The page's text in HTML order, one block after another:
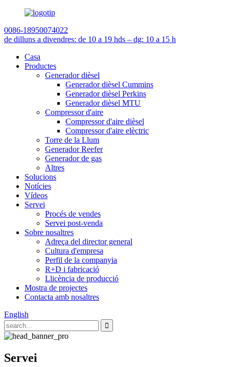
0086-18950074022
de dilluns a divendres: de 10 a 19 hds – dg: 10 a 15 h
Casa
Productes
Generador dièsel
Generador dièsel Cummins
Generador dièsel Perkins
Generador dièsel MTU
Compressor d'aire
Compressor d'aire dièsel
Compressor d'aire elèctric
Torre de la Llum
Generador Reefer
Generador de gas
Altres
Solucions
Notícies
Vídeos
Servei
Procés de vendes
Servei post-venda
Sobre nosaltres
Adreça del director general
Cultura d'empresa
Perfil de la companyia
R+D i fabricació
Llicència de producció
Mostra de projectes
Contacta amb nosaltres
English
Servei